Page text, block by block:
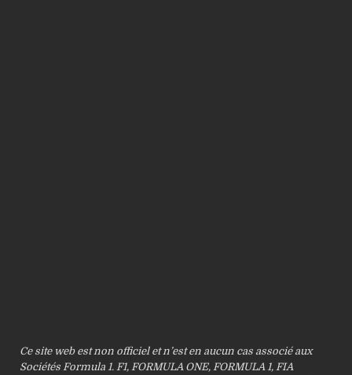
Ce site web est non officiel et n’est en aucun cas associé aux
Sociétés Formula 1. F1, FORMULA ONE, FORMULA 1, FIA